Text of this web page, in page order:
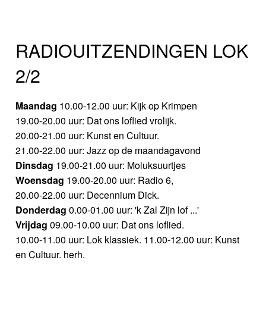
RADIOUITZENDINGEN LOK
2/2
Maandag 10.00-12.00 uur: Kijk op Krimpen
19.00-20.00 uur: Dat ons loflied vrolijk.
20.00-21.00 uur: Kunst en Cultuur.
21.00-22.00 uur: Jazz op de maandagavond
Dinsdag 19.00-21.00 uur: Moluksuurtjes
Woensdag 19.00-20.00 uur: Radio 6,
20.00-22.00 uur: Decennium Dick.
Donderdag 0.00-01.00 uur: 'k Zal Zijn lof ...'
Vrijdag 09.00-10.00 uur: Dat ons loflied.
10.00-11.00 uur: Lok klassiek. 11.00-12.00 uur: Kunst
en Cultuur. herh.